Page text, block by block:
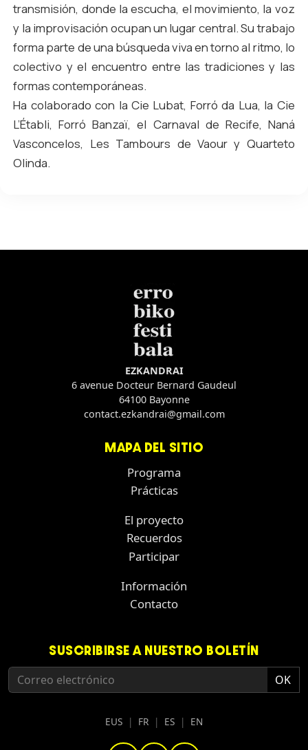
transmisión, donde la escucha, el movimiento, la voz
y la improvisación ocupan un lugar central. Su trabajo
forma parte de una búsqueda viva en torno al ritmo, lo
colectivo y el encuentro entre las tradiciones y las
formas contemporáneas.
Ha colaborado con la Cie Lubat, Forró da Lua, la Cie
L’Établi, Forró Banzaï, el Carnaval de Recife, Naná
Vasconcelos, Les Tambours de Vaour y Quarteto
Olinda.
EZKANDRAI
6 avenue Docteur Bernard Gaudeul
64100 Bayonne
contact.ezkandrai@gmail.com
MAPA DEL SITIO
Programa
Prácticas
El proyecto
Recuerdos
Participar
Información
Contacto
SUSCRIBIRSE A NUESTRO BOLETÍN
EUS | FR | ES | EN